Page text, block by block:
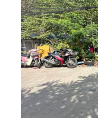
ข้อมูลการถมดิน
ติดต่อเรา